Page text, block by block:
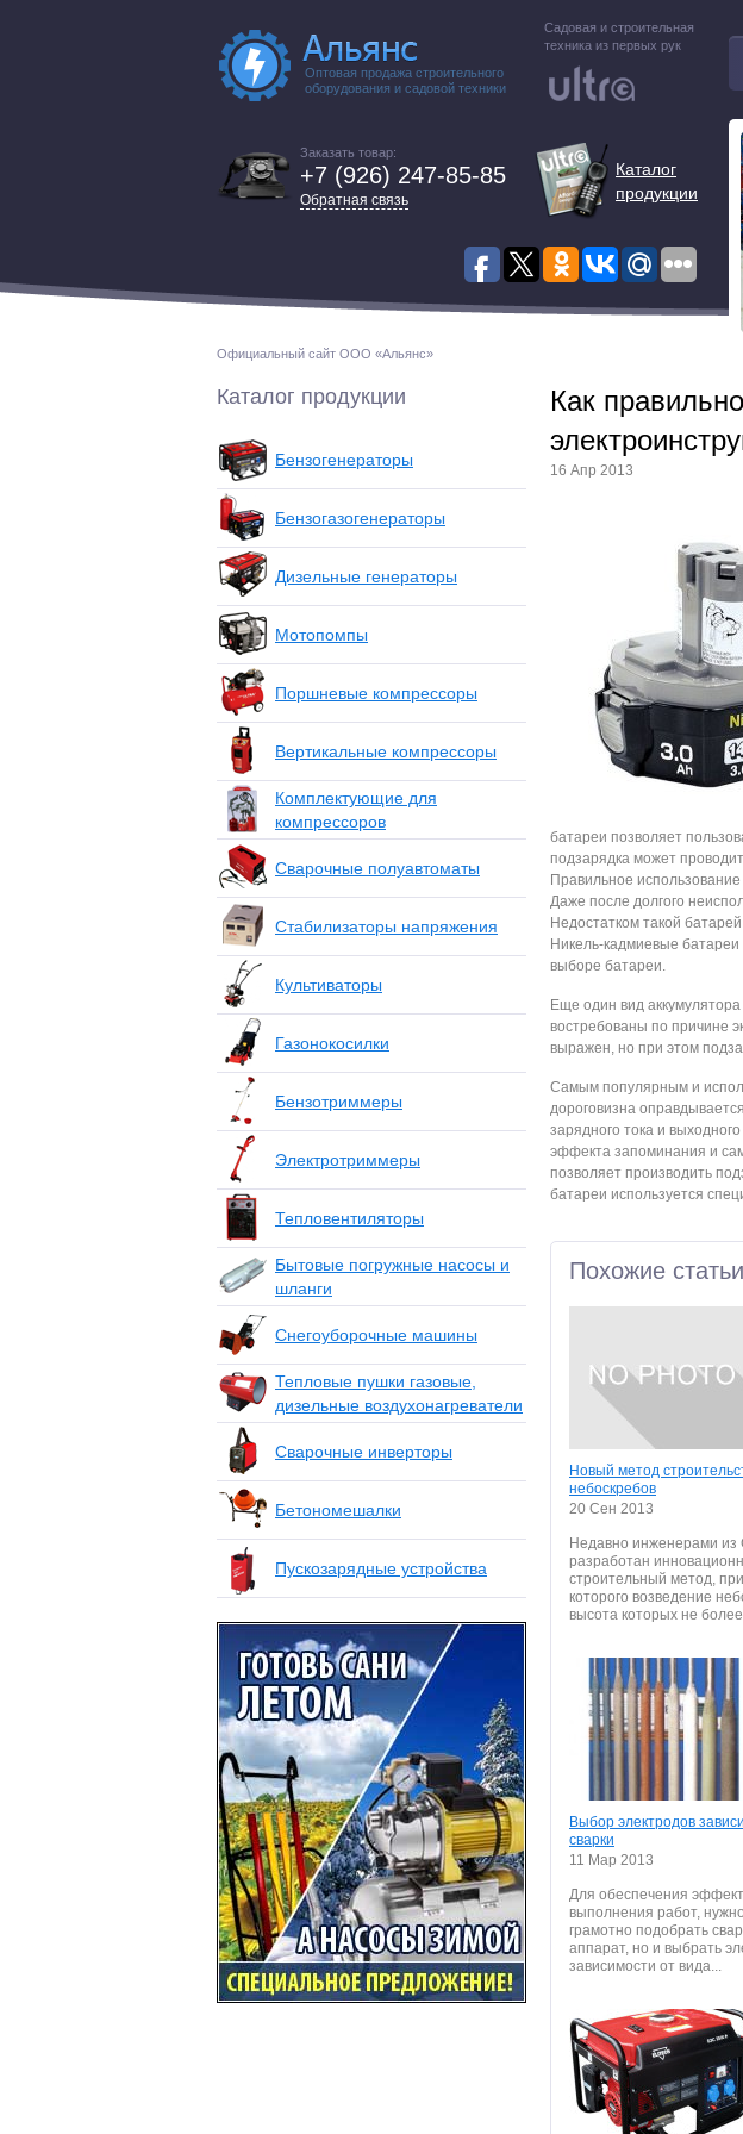
Оптовая продажа строительного
оборудования и садовой техники
Садовая и строительная
техника из первых рук
Заказать товар:
+7 (926) 247-85-85
Обратная связь
Каталог
продукции
Официальный сайт ООО «Альянс»
Каталог продукции
Бензогенераторы
Бензогазогенераторы
Дизельные генераторы
Мотопомпы
Поршневые компрессоры
Вертикальные компрессоры
Комплектующие для
компрессоров
Сварочные полуавтоматы
Стабилизаторы напряжения
Культиваторы
Газонокосилки
Бензотриммеры
Электротриммеры
Тепловентиляторы
Бытовые погружные насосы и
шланги
Снегоуборочные машины
Тепловые пушки газовые,
дизельные воздухонагреватели
Сварочные инверторы
Бетономешалки
Пускозарядные устройства
Как
16 Апр 2013
батареи позволяет
подзарядка может
Правильное
Даже после долгого
Недостатком такой
Никель-кадмиевые
выборе батареи.
Еще один вид
востребованы по причине
выражен, но при этом
Самым популярным и
дороговизна
зарядного тока и
эффекта запоминания и
позволяет производить
батареи используется
Похожие статьи
Новый метод
небоскребов
20 Сен 2013
Недавно инженерами
разработан
строительный метод,
которого возведение
высота которых не
Выбор электродов
сварки
11 Мар 2013
Для обеспечения
выполнения работ,
грамотно подобрать
аппарат, но и выбрать
зависимости от вида...